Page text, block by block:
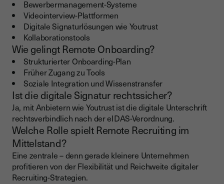
Bewerbermanagement-Systeme
Videointerview-Plattformen
Digitale Signaturlösungen wie Youtrust
Kollaborationstools
Wie gelingt Remote Onboarding?
Strukturierter Onboarding-Plan
Früher Zugang zu Tools
Soziale Integration und Wissenstransfer
Ist die digitale Signatur rechtssicher?
Ja, mit Anbietern wie Youtrust ist die digitale Unterschrift
rechtsverbindlich nach der eIDAS-Verordnung.
Welche Rolle spielt Remote Recruiting im
Mittelstand?
Eine zentrale – denn gerade kleinere Unternehmen
profitieren von der Flexibilität und Reichweite digitaler
Recruiting-Strategien.